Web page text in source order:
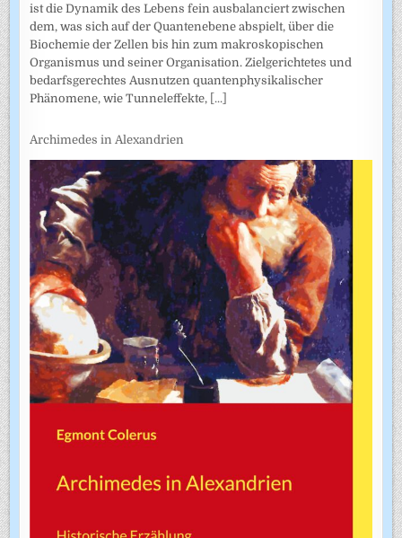
ist die Dynamik des Lebens fein ausbalanciert zwischen
dem, was sich auf der Quantenebene abspielt, über die
Biochemie der Zellen bis hin zum makroskopischen
Organismus und seiner Organisation. Zielgerichtetes und
bedarfsgerechtes Ausnutzen quantenphysikalischer
Phänomene, wie Tunneleffekte, [...]
Archimedes in Alexandrien